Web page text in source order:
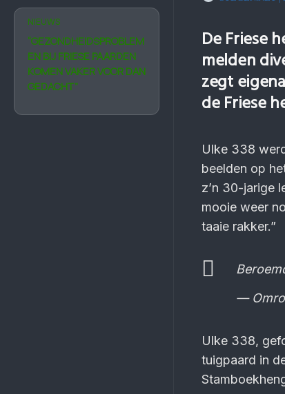
NIEUWS
“GEZONDHEIDSPROBLEM
EN BIJ FRIESE PAARDEN
KOMEN VAKER VOOR DAN
GEDACHT”
De Friese
melden
zegt
de Friese
Ulke 338
beelden op
z’n 30-jarige
mooie weer
taaie rakker.”
—
Ulke 338,
tuigpaard in